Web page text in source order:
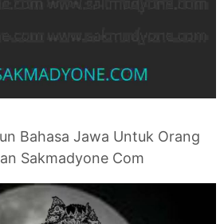
Bahasa Jawa Untuk Orang
Sakmadyone Com